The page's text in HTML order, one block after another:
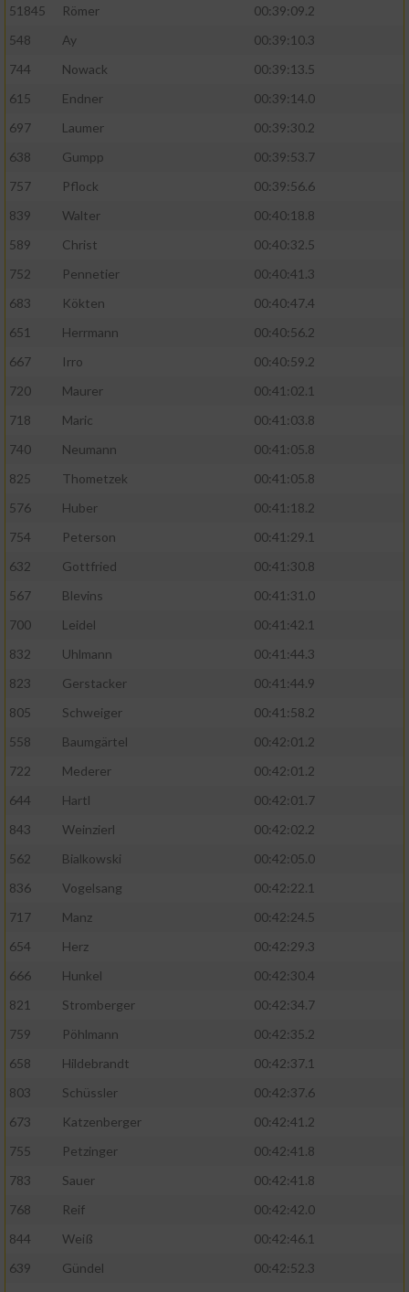
51845 Römer
00:39:09.2
548
Ay
00:39:10.3
744
Nowack
00:39:13.5
615
Endner
00:39:14.0
697
Laumer
00:39:30.2
638
Gumpp
00:39:53.7
757
Pflock
00:39:56.6
839
Walter
00:40:18.8
589
Christ
00:40:32.5
752
Pennetier
00:40:41.3
683
Kökten
00:40:47.4
651
Herrmann
00:40:56.2
667
Irro
00:40:59.2
720
Maurer
00:41:02.1
718
Maric
00:41:03.8
740
Neumann
00:41:05.8
825
Thometzek
00:41:05.8
576
Huber
00:41:18.2
754
Peterson
00:41:29.1
632
Gottfried
00:41:30.8
567
Blevins
00:41:31.0
700
Leidel
00:41:42.1
832
Uhlmann
00:41:44.3
823
Gerstacker
00:41:44.9
805
Schweiger
00:41:58.2
558
Baumgärtel
00:42:01.2
722
Mederer
00:42:01.2
644
Hartl
00:42:01.7
843
Weinzierl
00:42:02.2
562
Bialkowski
00:42:05.0
836
Vogelsang
00:42:22.1
717
Manz
00:42:24.5
654
Herz
00:42:29.3
666
Hunkel
00:42:30.4
821
Stromberger
00:42:34.7
759
Pöhlmann
00:42:35.2
658
Hildebrandt
00:42:37.1
803
Schüssler
00:42:37.6
673
Katzenberger
00:42:41.2
755
Petzinger
00:42:41.8
783
Sauer
00:42:41.8
768
Reif
00:42:42.0
844
Weiß
00:42:46.1
639
Gündel
00:42:52.3